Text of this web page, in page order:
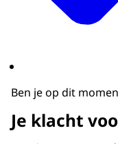
Ben je op dit
Je klacht